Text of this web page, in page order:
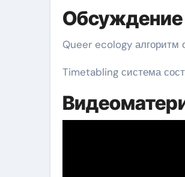
Обсуждение
Queer ecology алгоритм
Timetabling система